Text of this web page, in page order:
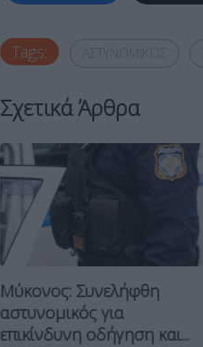
Tags:
Σχετικά Άρθρα
Μύκονος: Συνελήφθη
αστυνομικός για
επικίνδυνη οδήγηση και...